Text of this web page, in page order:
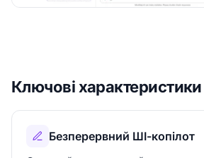
Ключові характеристики
Безперервний ШІ-копілот